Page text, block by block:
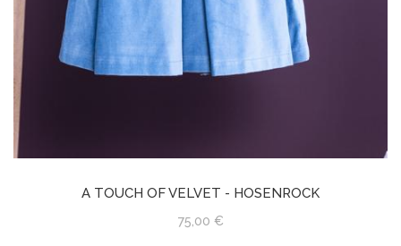
A TOUCH OF VELVET - HOSENROCK
75,00 €